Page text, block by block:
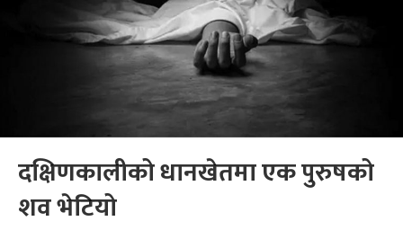
दक्षिणकालीको धानखेतमा एक पुरुषको
शव भेटियो